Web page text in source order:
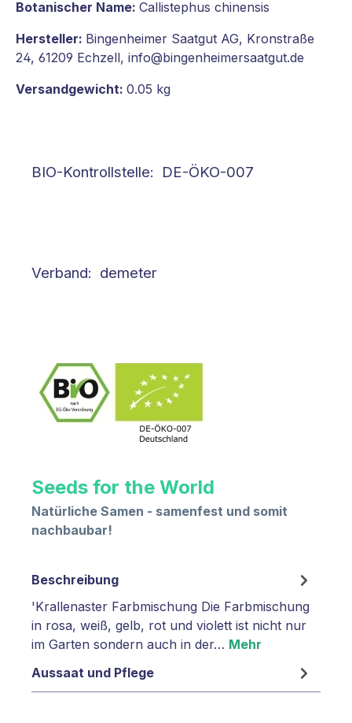
Botanischer Name: Callistephus chinensis
Hersteller: Bingenheimer Saatgut AG, Kronstraße
24, 61209 Echzell, info@bingenheimersaatgut.de
Versandgewicht: 0.05 kg
BIO-Kontrollstelle: DE-ÖKO-007
Verband: demeter
Seeds for the World
Natürliche Samen - samenfest und somit
nachbaubar!
Beschreibung
'Krallenaster Farbmischung Die Farbmischung
in rosa, weiß, gelb, rot und violett ist nicht nur
im Garten sondern auch in der… Mehr
Aussaat und Pflege